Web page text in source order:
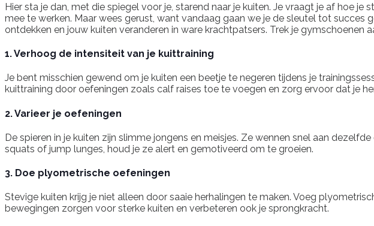
Hier sta je dan, met die spiegel voor je, starend naar je kuiten. Je vraagt je af hoe
mee te werken. Maar wees gerust, want vandaag gaan we je de sleutel tot succes
ontdekken en jouw kuiten veranderen in ware krachtpatsers. Trek je gymschoenen
1. Verhoog de intensiteit van je kuittraining
Je bent misschien gewend om je kuiten een beetje te negeren tijdens je
kuittraining door oefeningen zoals calf raises toe te voegen en zorg ervoor dat je
2. Varieer je oefeningen
De spieren in je kuiten zijn slimme jongens en meisjes. Ze wennen snel aan
squats of jump lunges, houd je ze alert en gemotiveerd om te groeien.
3. Doe plyometrische oefeningen
Stevige kuiten krijg je niet alleen door saaie herhalingen te maken. Voeg
bewegingen zorgen voor sterke kuiten en verbeteren ook je sprongkracht.